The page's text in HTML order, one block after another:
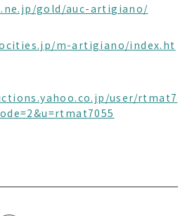
gold/auc-artigiano/
m-artigiano/index.ht
user/rtmat7